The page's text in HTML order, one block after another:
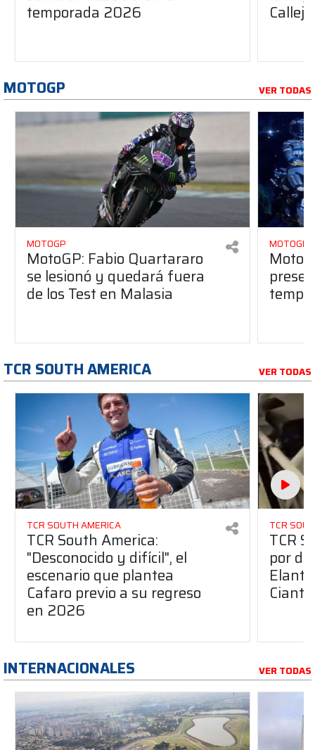
temporada 2026
MOTOGP VER TODAS
MOTOGP
MotoGP: Fabio Quartararo
se lesionó y quedará fuera
de los Test en Malasia
MOTOGP
TCR SOUTH AMERICA VER TODAS
TCR SOUTH AMERICA
TCR South America:
"Desconocido y difícil", el
escenario que plantea
Cafaro previo a su regreso
en 2026
TCR
TCR
por
INTERNACIONALES VER TODAS